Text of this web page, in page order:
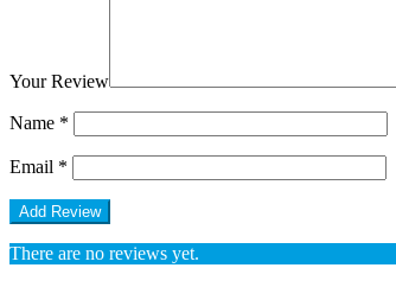
Your Review
Name *
Email *
There are no reviews yet.